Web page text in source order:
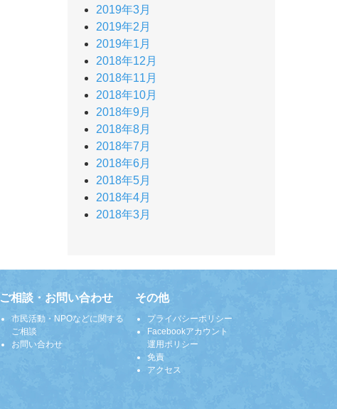
2019年3月
2019年2月
2019年1月
2018年12月
2018年11月
2018年10月
2018年9月
2018年8月
2018年7月
2018年6月
2018年5月
2018年4月
2018年3月
ご相談・お問い合わせ
市民活動・NPOなどに関する
ご相談
お問い合わせ
その他
プライバシーポリシー
Facebookアカウント
運用ポリシー
免責
アクセス